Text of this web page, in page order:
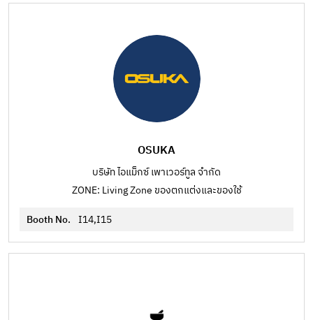
OSUKA
บริษัท ไอแม็กซ์ เพาเวอร์ทูล จำกัด
ZONE: Living Zone ของตกแต่งและของใช้
Booth No. I14,I15